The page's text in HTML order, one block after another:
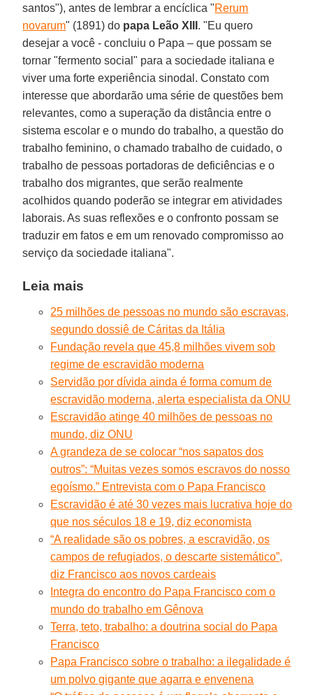
santos"), antes de lembrar a encíclica "Rerum
novarum" (1891) do papa Leão XIII . "Eu quero
desejar a você - concluiu o Papa – que possam se
tornar "fermento social" para a sociedade italiana e
viver uma forte experiência sinodal. Constato com
interesse que abordarão uma série de questões bem
relevantes, como a superação da distância entre o
sistema escolar e o mundo do trabalho, a questão do
trabalho feminino, o chamado trabalho de cuidado, o
trabalho de pessoas portadoras de deficiências e o
trabalho dos migrantes, que serão realmente
acolhidos quando poderão se integrar em atividades
laborais. As suas reflexões e o confronto possam se
traduzir em fatos e em um renovado compromisso ao
serviço da sociedade italiana".
Leia mais
25 milhões de pessoas no mundo são escravas,
segundo dossiê de Cáritas da Itália
Fundação revela que 45,8 milhões vivem sob
regime de escravidão moderna
Servidão por dívida ainda é forma comum de
escravidão moderna, alerta especialista da ONU
Escravidão atinge 40 milhões de pessoas no
mundo, diz ONU
A grandeza de se colocar “nos sapatos dos
outros”: “Muitas vezes somos escravos do nosso
egoísmo.” Entrevista com o Papa Francisco
Escravidão é até 30 vezes mais lucrativa hoje do
que nos séculos 18 e 19, diz economista
“A realidade são os pobres, a escravidão, os
campos de refugiados, o descarte sistemático”,
diz Francisco aos novos cardeais
Integra do encontro do Papa Francisco com o
mundo do trabalho em Gênova
Terra, teto, trabalho: a doutrina social do Papa
Francisco
Papa Francisco sobre o trabalho: a ilegalidade é
um polvo gigante que agarra e envenena